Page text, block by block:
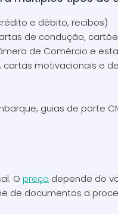
e débito, recibos)
de condução,
de Comércio e
motivacionais e
guias de porte
O preço depende do
de documentos a